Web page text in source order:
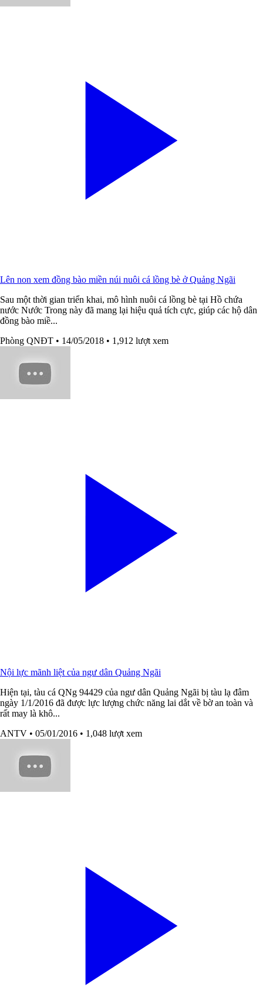
Lên non xem đồng bào miền núi nuôi cá lồng bè ở Quảng Ngãi
Sau một thời gian triển khai, mô hình nuôi cá lồng bè tại Hồ chứa
nước Nước Trong này đã mang lại hiệu quả tích cực, giúp các hộ dân
đồng bào miề...
Phòng QNĐT • 14/05/2018 • 1,912 lượt xem
Nội lực mãnh liệt của ngư dân Quảng Ngãi
Hiện tại, tàu cá QNg 94429 của ngư dân Quảng Ngãi bị tàu lạ đâm
ngày 1/1/2016 đã được lực lượng chức năng lai dắt về bờ an toàn và
rất may là khô...
ANTV • 05/01/2016 • 1,048 lượt xem